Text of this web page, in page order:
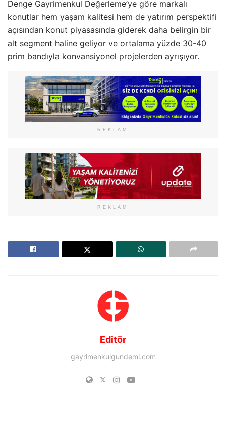
Denge Gayrimenkul Değerleme’ye göre markalı
konutlar hem yaşam kalitesi hem de yatırım perspektifi
açısından konut piyasasında giderek daha belirgin bir
alt segment haline geliyor ve ortalama yüzde 30-40
prim bandıyla konvansiyonel projelerden ayrışıyor.
REKLAM
REKLAM
Editör
gayrimenkulgundemi.com